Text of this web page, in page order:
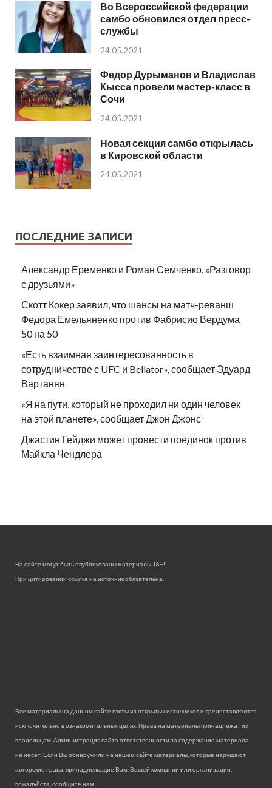
Во Всероссийской федерации
самбо обновился отдел пресс-
службы
24.05.2021
Федор Дурыманов и Владислав
Кысса провели мастер-класс в
Сочи
24.05.2021
Новая секция самбо открылась
в Кировской области
24.05.2021
ПОСЛЕДНИЕ ЗАПИСИ
Александр Еременко и Роман Семченко. «Разговор
с друзьями»
Скотт Кокер заявил, что шансы на матч-реванш
Федора Емельяненко против Фабрисио Вердума
50 на 50
«Есть взаимная заинтересованность в
сотрудничестве с UFC и Bellator», сообщает Эдуард
Вартанян
«Я на пути, который не проходил ни один человек
на этой планете», сообщает Джон Джонс
Джастин Гейджи может провести поединок против
Майкла Чендлера
На сайте могут быть опубликованы материалы 18+!
При цитировании ссылка на источник обязательна.
Все материалы на данном сайте взяты из открытых источников и предоставляются
исключительно в ознакомительных целях. Права на материалы принадлежат их
владельцам. Администрация сайта ответственности за содержание материала
не несет. Если Вы обнаружили на нашем сайте материалы, которые нарушают
авторские права, принадлежащие Вам, Вашей компании или организации,
пожалуйста, сообщите нам.